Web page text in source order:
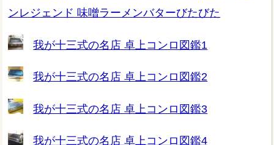
ンレジェンド 味噌ラーメンバターびたびた
我が十三式の名店 卓上コンロ図鑑1
我が十三式の名店 卓上コンロ図鑑2
我が十三式の名店 卓上コンロ図鑑3
我が十三式の名店 卓上コンロ図鑑4